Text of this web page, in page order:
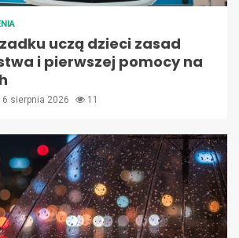
uczą dzieci zasad
i pierwszej pomocy na
6 sierpnia 2026 11